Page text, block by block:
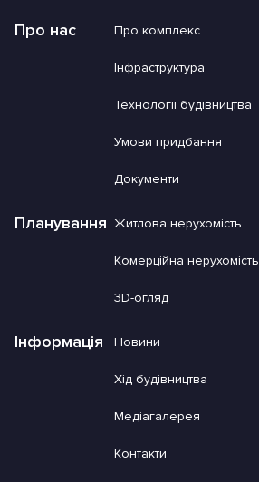
Про нас Про комплекс
Інфраструктура
Технології будівництва
Умови придбання
Документи
Планування Житлова нерухомість
Комерційна нерухомість
3D-огляд
Інформація Новини
Хід будівництва
Медіагалерея
Контакти